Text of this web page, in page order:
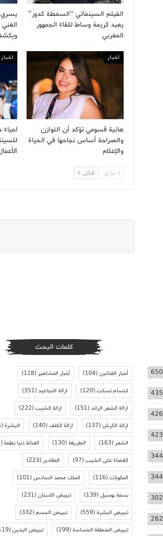
الفيلم السينمائي “السمطة كدور”
يعيد كريمة وساط للقاء الجمهور
المغربي
يسري
اخبار
هانية قسومي تؤكد أن التوازن
والصراحة أساس نجاحها في الحياة
والإعلام
اخبار
سابق التالى
كلمات البحث
أخبار الفنانين(104) أخبار المشاهير(118)
ابتسام تسكت(120) ازالة التجاعيد(351)
ازالة الشعر الزائد(151) ازالة الشيب(222)
ازالة الكرش(137) ازالة الكلف(140) البشرة(194)
الشعر(163) الطريقة(130) الفنانة دنيا بطمة(142)
القضاء على الشيب(97) المقادير(223)
المكونات(116) الملك محمد السادس(101)
بسمة بوسيل(139) تبييض الاسنان(231)
تبييض البشرة(559) تبييض الجسم(332)
تبييض المنطقة الحساسة(199) تبييض اليدين(119)